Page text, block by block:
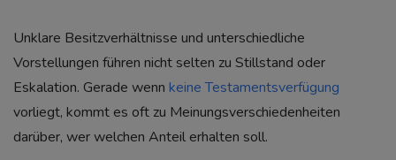
Unklare Besitzverhältnisse und unterschiedliche
Vorstellungen führen nicht selten zu Stillstand oder
Eskalation. Gerade wenn keine Testamentsverfügung
vorliegt, kommt es oft zu Meinungsverschiedenheiten
darüber, wer welchen Anteil erhalten soll.